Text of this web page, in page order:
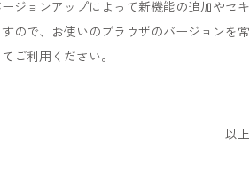
ジョンアップによって新機能の追加やセキ
ので、お使いのブラウザのバージョンを常
ご利用ください。
以上